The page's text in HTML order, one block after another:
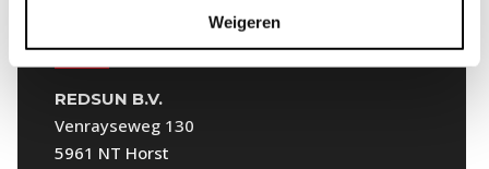
Weigeren
NEDERLAND
REDSUN B.V.
Venrayseweg 130
5961 NT Horst